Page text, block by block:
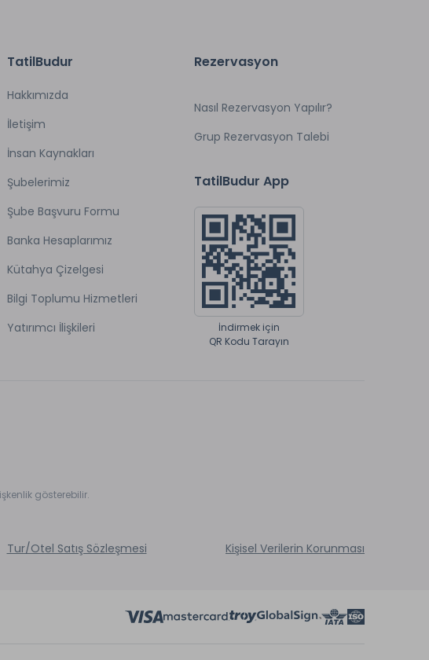
TatilBudur
Hakkımızda
İletişim
İnsan Kaynakları
Şubelerimiz
Şube Başvuru Formu
Banka Hesaplarımız
Kütahya Çizelgesi
Bilgi Toplumu Hizmetleri
Yatırımcı İlişkileri
Rezervasyon
Nasıl Rezervasyon Yapılır?
Grup Rezervasyon Talebi
TatilBudur App
İndirmek için
QR Kodu Tarayın
gösterebilir.
Tur/Otel Satış Sözleşmesi Kişisel Verilerin Korunması